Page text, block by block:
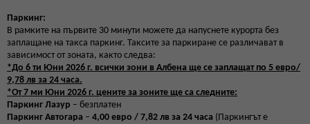
Паркинг:
В рамките на първите 30 минути можете да напуснете курорта без
заплащане на такса паркинг. Таксите за паркиране се различават в
зависимост от зоната, както следва:
*До 6 ти Юни 2026 г. всички зони в Албена ще се заплащат по 5 евро/
9,78 лв за 24 часа.
*От 7 ми Юни 2026 г. цените за зоните ще са следните:
Паркинг Лазур – безплатен
Паркинг Автогара – 4,00 евро / 7,82 лв за 24 часа (Паркингът е